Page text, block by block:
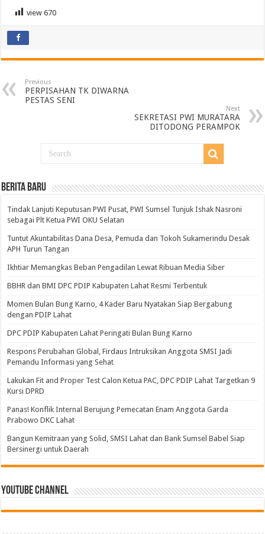
view 670
Previous
PERPISAHAN TK DIWARNA
PESTAS SENI
Next
SEKRETASI PWI MURATARA
DITODONG PERAMPOK
BERITA BARU
Tindak Lanjuti Keputusan PWI Pusat, PWI Sumsel Tunjuk Ishak Nasroni
sebagai Plt Ketua PWI OKU Selatan
Tuntut Akuntabilitas Dana Desa, Pemuda dan Tokoh Sukamerindu Desak
APH Turun Tangan
Ikhtiar Memangkas Beban Pengadilan Lewat Ribuan Media Siber
BBHR dan BMI DPC PDIP Kabupaten Lahat Resmi Terbentuk
Momen Bulan Bung Karno, 4 Kader Baru Nyatakan Siap Bergabung
dengan PDIP Lahat
DPC PDIP Kabupaten Lahat Peringati Bulan Bung Karno
Respons Perubahan Global, Firdaus Intruksikan Anggota SMSI Jadi
Pemandu Informasi yang Sehat
Lakukan Fit and Proper Test Calon Ketua PAC, DPC PDIP Lahat Targetkan 9
Kursi DPRD
Panas! Konflik Internal Berujung Pemecatan Enam Anggota Garda
Prabowo DKC Lahat
Bangun Kemitraan yang Solid, SMSI Lahat dan Bank Sumsel Babel Siap
Bersinergi untuk Daerah
Youtube Channel